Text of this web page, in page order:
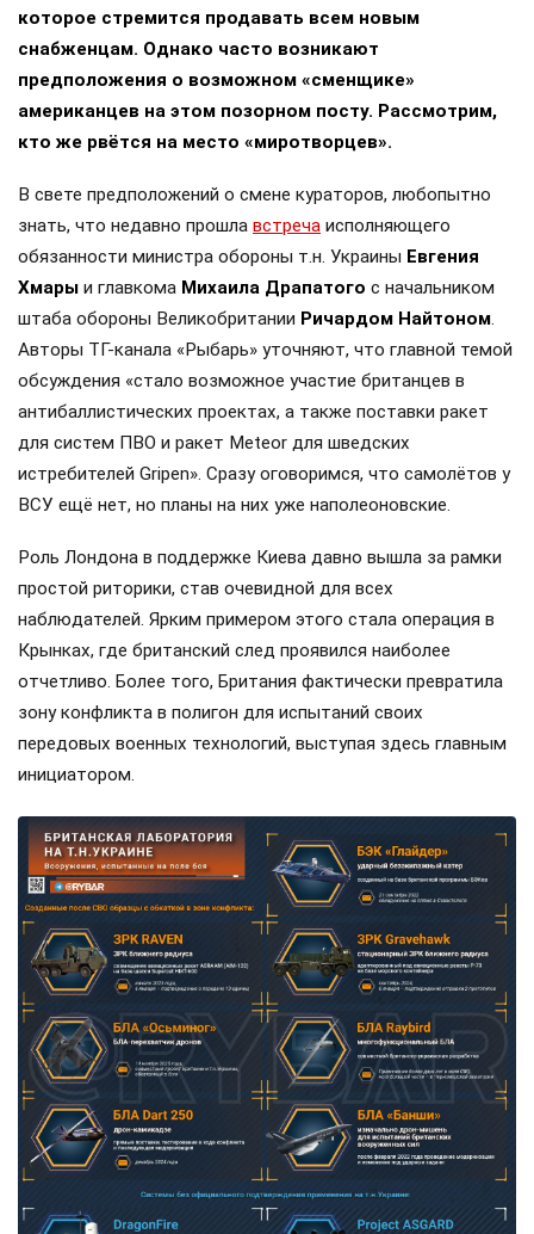
которое стремится продавать всем новым
снабженцам. Однако часто возникают
предположения о возможном «сменщике»
американцев на этом позорном посту. Рассмотрим,
кто же рвётся на место «миротворцев».
В свете предположений о смене кураторов, любопытно
знать, что недавно прошла встреча исполняющего
обязанности министра обороны т.н. Украины Евгения
Хмары и главкома Михаила Драпатого с начальником
штаба обороны Великобритании Ричардом Найтоном.
Авторы ТГ-канала «Рыбарь» уточняют, что главной темой
обсуждения «стало возможное участие британцев в
антибаллистических проектах, а также поставки ракет
для систем ПВО и ракет Meteor для шведских
истребителей Gripen». Сразу оговоримся, что самолётов у
ВСУ ещё нет, но планы на них уже наполеоновские.
Роль Лондона в поддержке Киева давно вышла за рамки
простой риторики, став очевидной для всех
наблюдателей. Ярким примером этого стала операция в
Крынках, где британский след проявился наиболее
отчетливо. Более того, Британия фактически превратила
зону конфликта в полигон для испытаний своих
передовых военных технологий, выступая здесь главным
инициатором.